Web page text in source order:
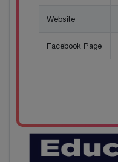
Website
Facebook Page